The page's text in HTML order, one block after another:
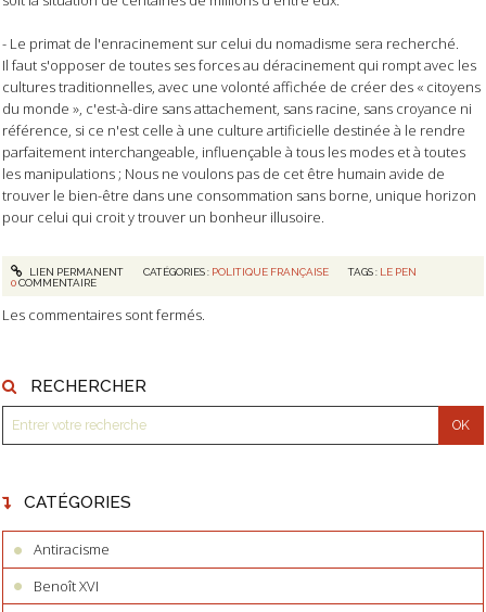
RECHERCHER
CATÉGORIES
Antiracisme
Benoît XVI
- Le primat de l'enracinement sur celui du nomadisme sera recherché.
Il faut s'opposer de toutes ses forces au déracinement qui rompt avec les
cultures traditionnelles, avec une volonté affichée de créer des « citoyens
du monde », c'est-à-dire sans attachement, sans racine, sans croyance ni
référence, si ce n'est celle à une culture artificielle destinée à le rendre
parfaitement interchangeable, influençable à tous les modes et à toutes
les manipulations ; Nous ne voulons pas de cet être humain avide de
trouver le bien-être dans une consommation sans borne, unique horizon
pour celui qui croit y trouver un bonheur illusoire.
LIEN PERMANENT CATÉGORIES : POLITIQUE FRANÇAISE TAGS : LE PEN
0COMMENTAIRE
Les commentaires sont fermés.